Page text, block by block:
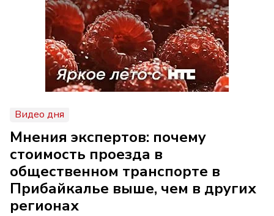
Видео дня
Мнения экспертов: почему
стоимость проезда в
общественном транспорте в
Прибайкалье выше, чем в других
регионах